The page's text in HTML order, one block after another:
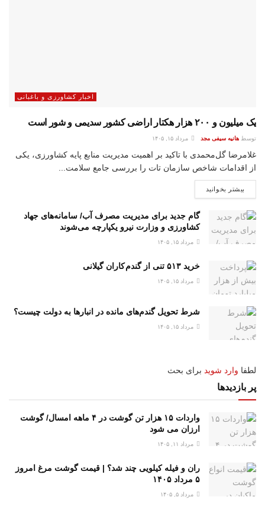
اخبار کشاورزی و باغبانی
یک میلیون و ۲۰۰ هزار هکتار اراضی کشور سدیمی و شور است
توسط هانیه سیفی مجد مرداد ۱۵, ۱۴۰۵
غلامرضا گل‌محمدی با تاکید بر اهمیت مدیریت منابع پایه کشاورزی، یکی
از اقدامات شاخص سازمان تات را بررسی جامع سلامت...
بیشتر بخوانید
گام جدید برای مدیریت مصرف آب/ سامانه‌های جهاد
کشاورزی و وزارت نیرو یکپارچه می‌شوند
مرداد ۱۵, ۱۴۰۵
خرید ۵۱۳ تنی از گندم کاران گیلانی
مرداد ۱۵, ۱۴۰۵
شرط تحویل گندم‌های مانده در انبار‌ها به دولت چیست؟
مرداد ۱۵, ۱۴۰۵
لطفا وارد شوید برای بحث
پر بازدیدها
واردات ۱۵ هزار تن گوشت در ۴ ماهه امسال/ گوشت
ارزان می شود
مرداد ۱۱, ۱۴۰۵
ران و فیله کیلویی چند شد؟ | قیمت گوشت مرغ امروز
۵ مرداد ۱۴۰۵
مرداد ۵, ۱۴۰۵